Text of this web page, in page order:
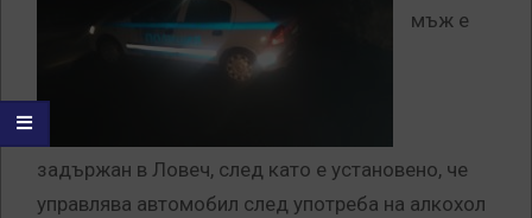
мъж е
задържан в Ловеч, след като е установено, че
управлява автомобил след употреба на алкохол